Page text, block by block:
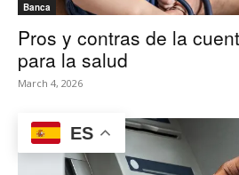
Banca
Pros y contras de la
para la salud
March 4, 2026
ES